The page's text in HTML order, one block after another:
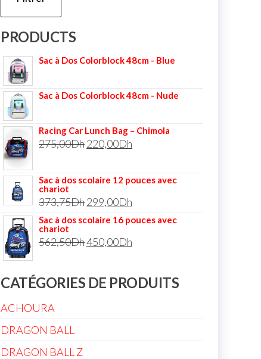
PRODUCTS
Sac à Dos Colorblock 48cm - Blue
Sac à Dos Colorblock 48cm - Nude
Racing Car Lunch Bag – Chimola
275,00Dh220,00Dh
Sac à dos scolaire 12 pouces avec
chariot
373,75Dh299,00Dh
Sac à dos scolaire 16 pouces avec
chariot
562,50Dh450,00Dh
CATÉGORIES DE PRODUITS
ACHOURA
DRAGON BALL
DRAGON BALL Z